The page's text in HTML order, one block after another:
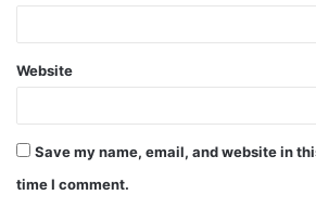
Website
Save my name, email, and website in
time I comment.